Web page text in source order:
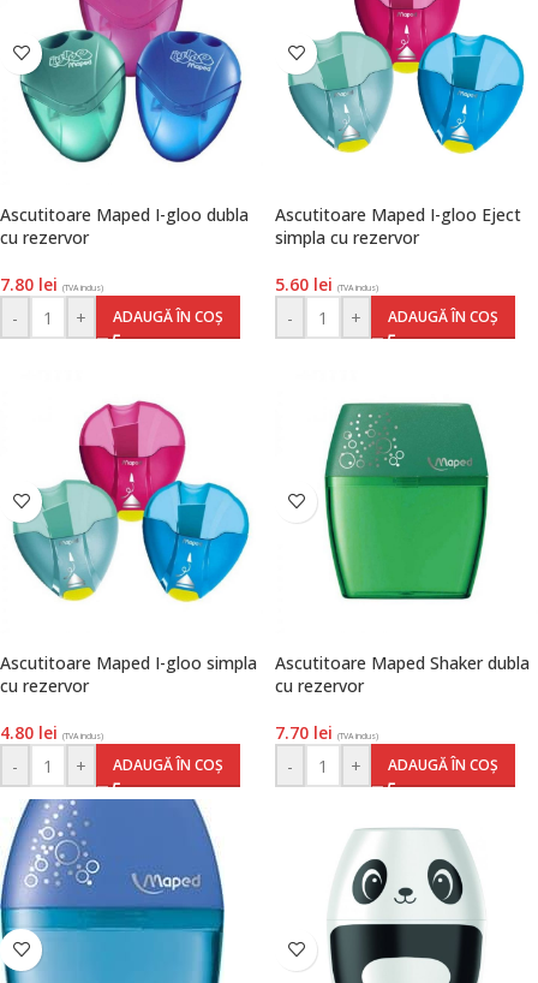
Ascutitoare Maped I-gloo dubla
cu rezervor
7.80 lei (TVA inclus)
- + ADAUGĂ ÎN COȘ
Ascutitoare Maped I-gloo Eject
simpla cu rezervor
5.60 lei (TVA inclus)
- + ADAUGĂ ÎN COȘ
Ascutitoare Maped I-gloo simpla
cu rezervor
4.80 lei (TVA inclus)
- + ADAUGĂ ÎN COȘ
Ascutitoare Maped Shaker dubla
cu rezervor
7.70 lei (TVA inclus)
- + ADAUGĂ ÎN COȘ